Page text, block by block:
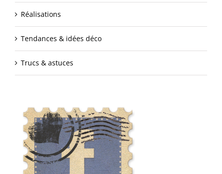
Réalisations
Tendances & idées déco
Trucs & astuces